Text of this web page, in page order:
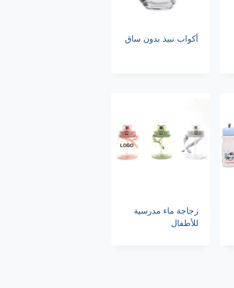
أكواب نبيذ بدون ساق
زجاجة ماء مدرسية
للأطفال